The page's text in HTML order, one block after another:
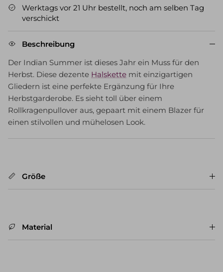
Werktags vor 21 Uhr bestellt, noch am selben Tag
verschickt
Beschreibung
Der Indian Summer ist dieses Jahr ein Muss für den
Herbst. Diese dezente Halskette mit einzigartigen
Gliedern ist eine perfekte Ergänzung für Ihre
Herbstgarderobe. Es sieht toll über einem
Rollkragenpullover aus, gepaart mit einem Blazer für
einen stilvollen und mühelosen Look.
Größe
Material